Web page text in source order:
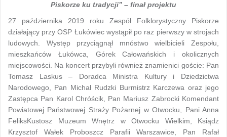
Piskorze ku tradycji” – finał projektu
27 października 2019 roku Zespół Folklorystyczny Piskorze
działający przy OSP Łukówiec wystąpił po raz pierwszy w strojach
ludowych. Występ przyciągnął mnóstwo wielbicieli Zespołu,
mieszkańców Łukówca, Górek Całowańskich i okolicznych
miejscowości. Na koncert przybyli również znamienici goście: Pan
Tomasz Laskus – Doradca Ministra Kultury i Dziedzictwa
Narodowego, Pan Michał Rudzki Burmistrz Karczewa oraz jego
Zastępca Pan Karol Chróścik, Pan Mariusz Zabrocki Komendant
Powiatowej Państwowej Straży Pożarnej w Otwocku, Pani Anna
FeliksKustosz Muzeum Wnętrz w Otwocku Wielkim, Ksiądz
Krzysztof Wałek Proboszcz Parafii Warszawice, Pan Rafał